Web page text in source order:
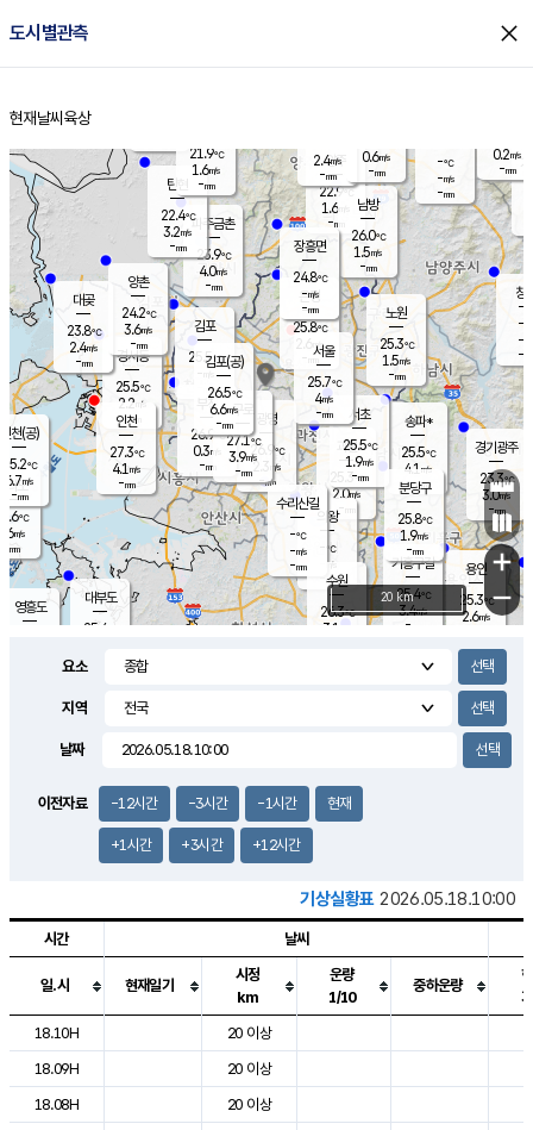
도시별관측 close
홈
현재날씨 육상
의도
℃
m/s
mm
영흥도
양주
22.9℃
1.6
-mm
과천
25.3℃
2.0m/s
- mm
용인
25.3℃
2.6m/s
경기광주
23.3℃
3.0m/s
-mm
2.3m/s
대부도
25.4
경서동
25.5℃
2.2 m/s
-mm
파주금촌
23.9℃
4.0m/s
-mm
-℃
-m/s
-mm
대곶
23.8℃
2.4m/s
-mm
창
-
-m/
-
탄현
22.4℃
3.2m/s
-mm
0.2m/s
-mm
의왕
- ℃
m/s
mm
김포
25.5℃
-m/s
mm
광명
26.9 ℃
2.3 m/s
-mm
부천
26.9℃
0.3m/s
-mm
양촌
24.2℃
3.6m/s
-mm
구로
27.1℃
3.9m/s
-mm
은평
25.8℃
2.6 m/s
- mm
노원
25.3℃
1.5m/s
-mm
송파*
25.5℃
4.1 m/s
-mm
서초
25.5℃
1.9m/s
-mm
남방
26.0℃
1.5m/s
-mm
기흥구갈
25.4℃
3.4m/s
-
수리산길
-℃
-m/s
-mm
분당구
25.8℃
1.9m/s
-mm
장흥면
24.8℃
-m/s
-mm
2.4m/s
-mm
인천(공)
25.2℃
6.7m/s
-mm
김포(공)
26.5℃
6.6m/s
-mm
수원
26.3℃
3.1 m/s
인천
27.3℃
4.1 m/s
-mm
서울
25.7℃
4m/s
-mm
21.9℃
1.6m/s
-mm
0.6m/s
-mm
+
−
20 km
요소
지역
날짜
이전자료 -12시간 -3시간 -1시간 현재
+1시간 +3시간 +12시간
기상실황표 2026.05.18.10:00
도시별 기상실황표로 지점, 날씨, 기온, 강수, 바람, 기압등을 안내한 표입
시간 날씨
일.시 현재일기
시정
km
운량
1/10
중하운량
18.10H
20 이상
18.09H
20 이상
18.08H
20 이상